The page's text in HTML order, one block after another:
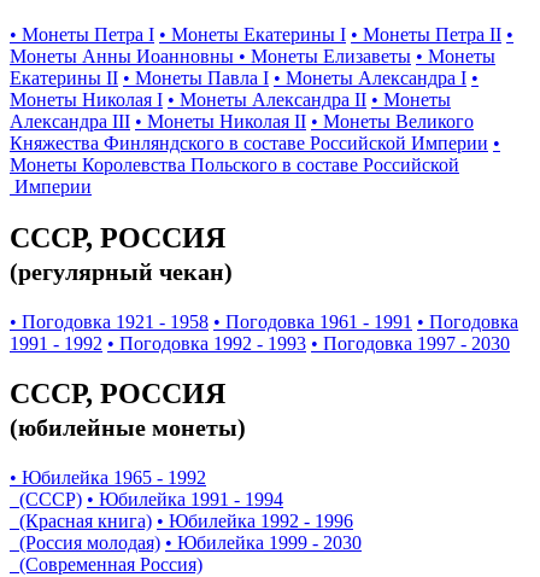
• Монеты Петра I • Монеты Екатерины I • Монеты Петра II •
Монеты Анны Иоанновны • Монеты Елизаветы • Монеты
Екатерины II • Монеты Павла I • Монеты Александра I •
Монеты Николая I • Монеты Александра II • Монеты
Александра III • Монеты Николая II • Монеты Великого
Княжества Финляндского в составе Российской Империи •
Монеты Королевства Польского в составе Российской
Империи
СССР, РОССИЯ
(регулярный чекан)
• Погодовка 1921 - 1958 • Погодовка 1961 - 1991 • Погодовка
1991 - 1992 • Погодовка 1992 - 1993 • Погодовка 1997 - 2030
СССР, РОССИЯ
(юбилейные монеты)
• Юбилейка 1965 - 1992
(СССР) • Юбилейка 1991 - 1994
(Красная книга) • Юбилейка 1992 - 1996
(Россия молодая) • Юбилейка 1999 - 2030
(Современная Россия)